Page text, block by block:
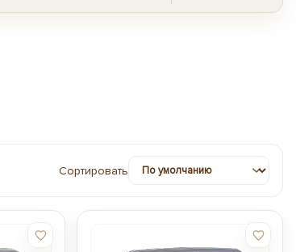
Сортировать